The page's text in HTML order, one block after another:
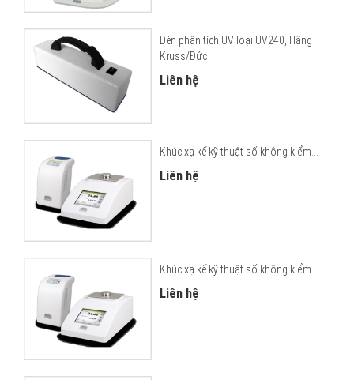
Đèn phân tích UV loại UV240, Hãng
Kruss/Đức
Liên hệ
Khúc xạ kế kỹ thuật số không kiểm...
Liên hệ
Khúc xạ kế kỹ thuật số không kiểm...
Liên hệ